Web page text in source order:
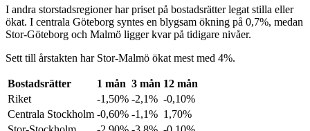
I andra storstadsregioner har priset på bostadsrätter legat stilla eller
ökat. I centrala Göteborg syntes en blygsam ökning på 0,7%, medan
Stor-Göteborg och Malmö ligger kvar på tidigare nivåer.
Sett till årstakten har Stor-Malmö ökat mest med 4%.
Bostadsrätter 1 mån 3 mån 12 mån
Riket
-1,50% -2,1% -0,10%
Centrala Stockholm -0,60% -1,1% 1,70%